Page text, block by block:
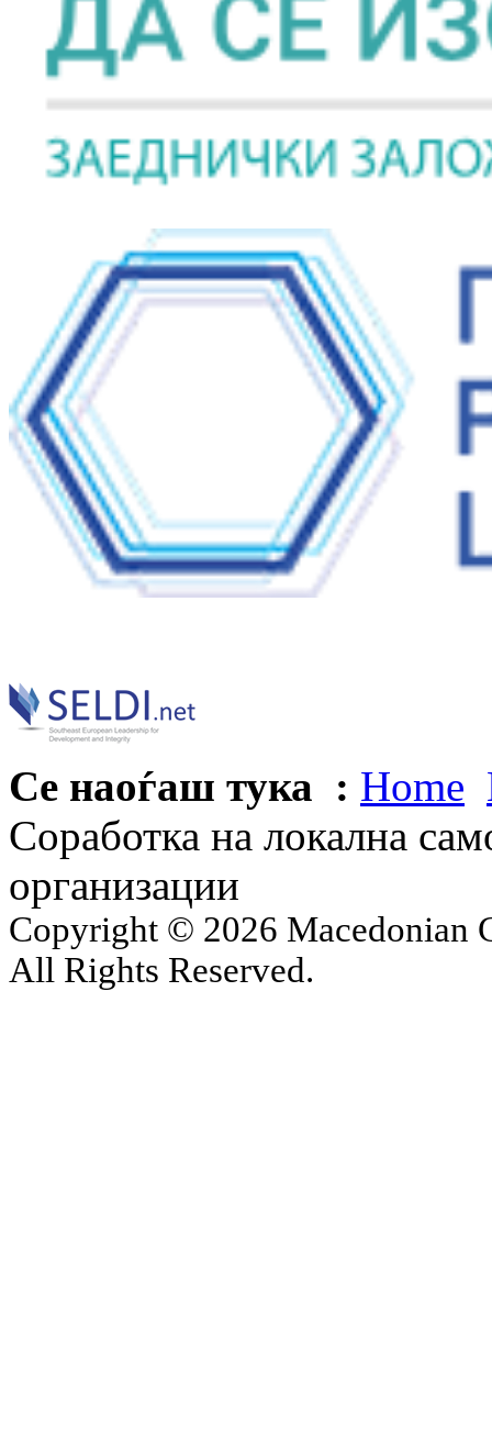
Се наоѓаш тука : Home
Соработка на локална
организации
Copyright © 2026 Macedonian
All Rights Reserved.